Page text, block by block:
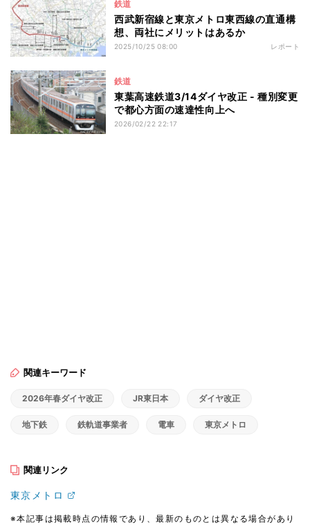
鉄道
西武新宿線と東京メトロ東西線の直通構
想、両社にメリットはあるか
2025/10/25 08:00 レポート
鉄道
東葉高速鉄道3/14ダイヤ改正 - 種別変更
で都心方面の速達性向上へ
2026/02/22 22:17
関連キーワード
2026年春ダイヤ改正 JR東日本 ダイヤ改正
地下鉄 鉄軌道事業者 電車 東京メトロ
関連リンク
東京メトロ
※本記事は掲載時点の情報であり、最新のものとは異なる場合があり